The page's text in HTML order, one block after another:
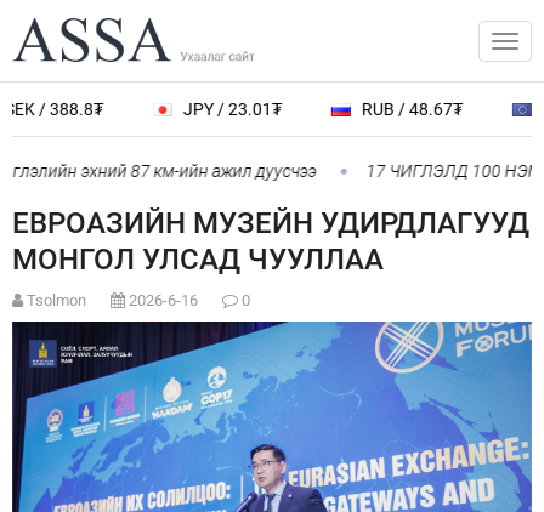
/ 388.8₮ JPY / 23.01₮ RUB / 48.67₮
эхний 87 км-ийн ажил дуусчээ 17 ЧИГЛЭЛД 100
ЕВРОАЗИЙН МУЗЕЙН УДИРДЛАГУУД
МОНГОЛ УЛСАД ЧУУЛЛАА
Tsolmon 2026-6-16 0